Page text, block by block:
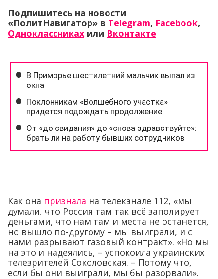
Подпишитесь на новости
«ПолитНавигатор» в Telegram, Facebook,
Одноклассниках или Вконтакте
Как она признала на телеканале 112, «мы
думали, что Россия там так всё заполирует
деньгами, что нам там и места не останется,
но вышло по-другому – мы выиграли, и с
нами разрывают газовый контракт». «Но мы
на это и надеялись, – успокоила украинских
телезрителей Соколовская. – Потому что,
если бы они выиграли, мы бы разорвали».